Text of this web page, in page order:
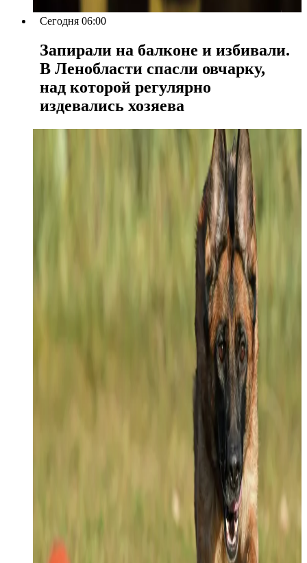
Сегодня 06:00
Запирали на балконе и избивали.
В Ленобласти спасли овчарку,
над которой регулярно
издевались хозяева